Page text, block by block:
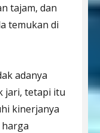
tajam, dan
temukan di
adanya
jari, tetapi itu
kinerjanya